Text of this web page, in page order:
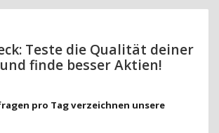
Teste die Qualität deiner
finde besser Aktien!
pro Tag verzeichnen unsere